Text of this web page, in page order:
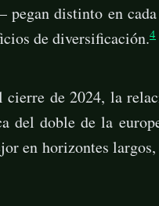
distinto en
de diversificación.4
cierre de 2024, la
del doble de la
en horizontes